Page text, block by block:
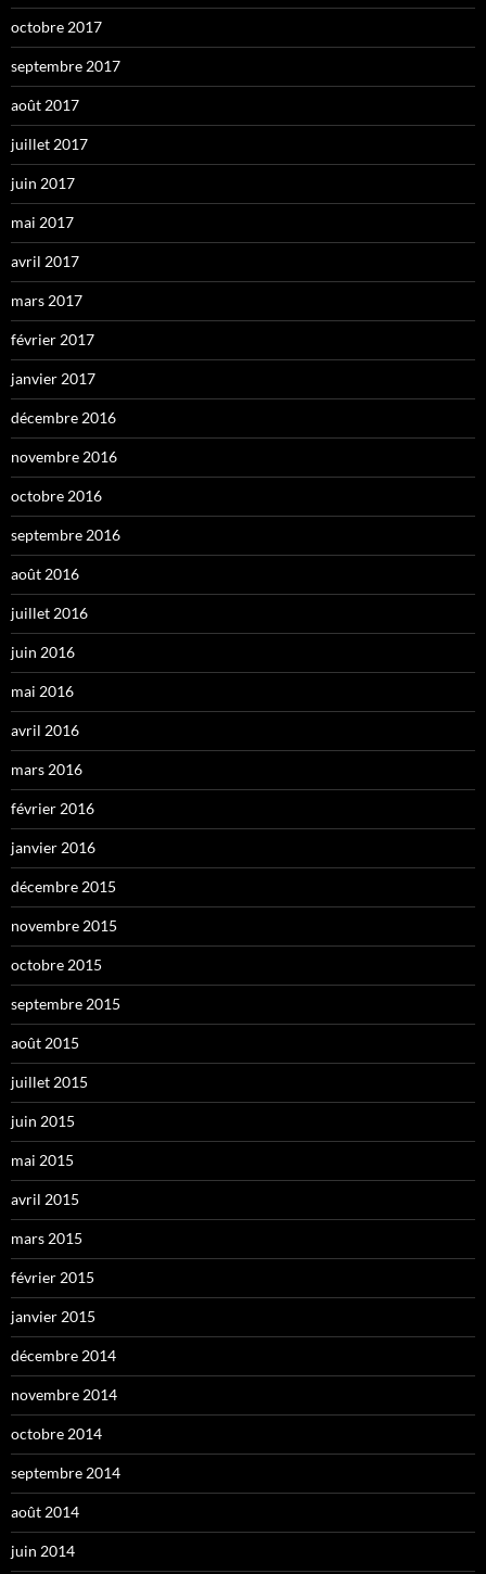
octobre 2017
septembre 2017
août 2017
juillet 2017
juin 2017
mai 2017
avril 2017
mars 2017
février 2017
janvier 2017
décembre 2016
novembre 2016
octobre 2016
septembre 2016
août 2016
juillet 2016
juin 2016
mai 2016
avril 2016
mars 2016
février 2016
janvier 2016
décembre 2015
novembre 2015
octobre 2015
septembre 2015
août 2015
juillet 2015
juin 2015
mai 2015
avril 2015
mars 2015
février 2015
janvier 2015
décembre 2014
novembre 2014
octobre 2014
septembre 2014
août 2014
juin 2014